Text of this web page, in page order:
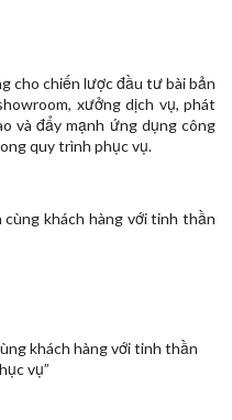
cho chiến lược đầu tư bài bản
xưởng dịch vụ, phát
và đẩy mạnh ứng dụng công
quy trình phục vụ.
khách hàng với tinh thần
vụ”